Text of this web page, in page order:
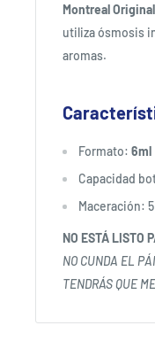
Montreal
utiliza ósmosis
aromas.
Formato: 6ml
Capacidad
Maceración:
NO ESTÁ LISTO
NO CUNDA EL
TENDRÁS QUE